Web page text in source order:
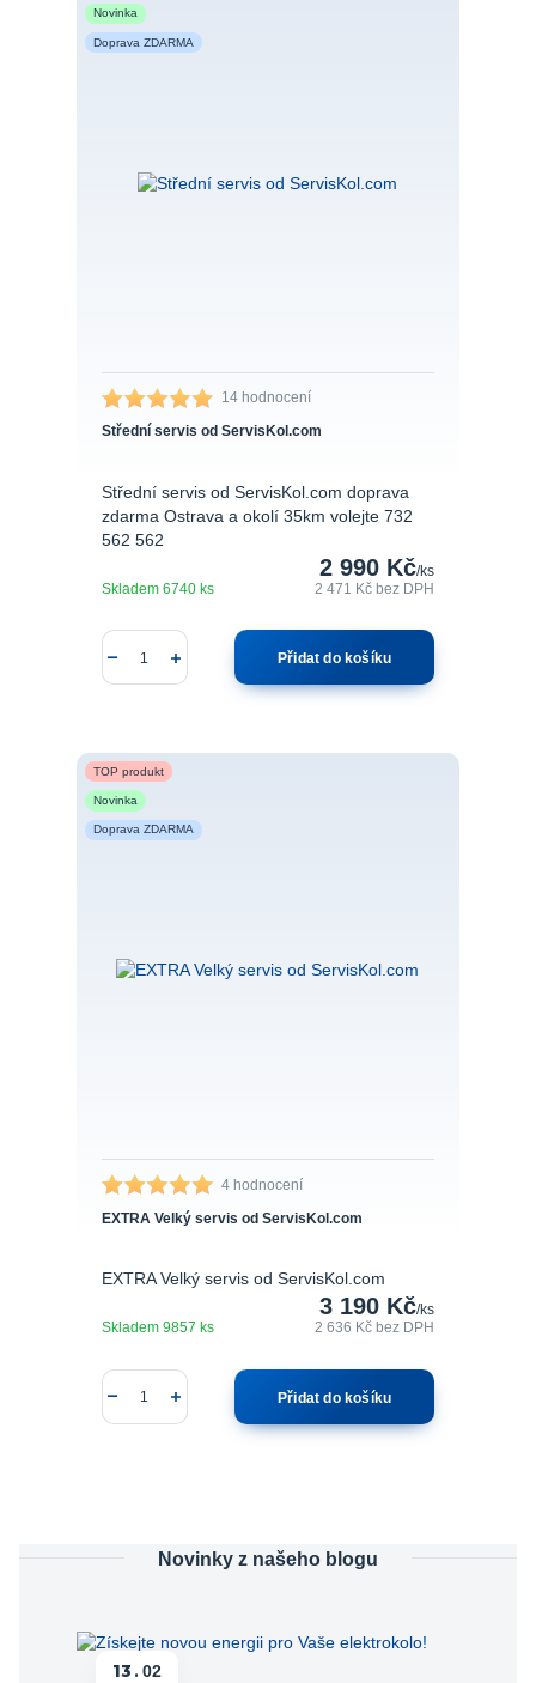
Novinka
Doprava ZDARMA
14 hodnocení
Střední servis od ServisKol.com
Střední servis od ServisKol.com doprava
zdarma Ostrava a okolí 35km volejte 732
562 562
2 990 Kč/ks
2 471 Kčbez DPH
Skladem 6740 ks
Přidat do košíku
TOP produkt
Novinka
Doprava ZDARMA
4 hodnocení
EXTRA Velký servis od ServisKol.com
EXTRA Velký servis od ServisKol.com
3 190 Kč/ks
2 636 Kč bez DPH
Skladem 9857 ks
Přidat do košíku
Novinky z našeho blogu
13
02